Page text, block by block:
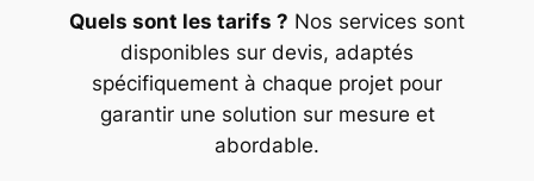
Quels sont les tarifs ? Nos services sont
disponibles sur devis, adaptés
spécifiquement à chaque projet pour
garantir une solution sur mesure et
abordable.